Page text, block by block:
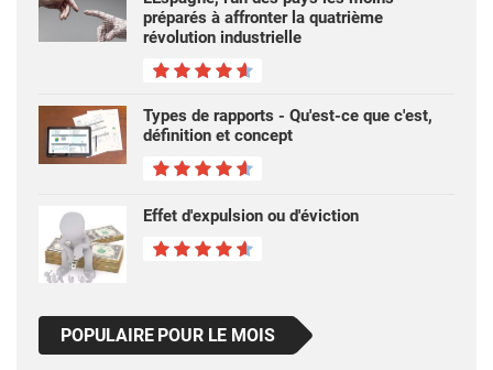
préparés à affronter la quatrième
révolution industrielle
Types de rapports - Qu'est-ce que c'est,
définition et concept
Effet d'expulsion ou d'éviction
POPULAIRE POUR LE MOIS